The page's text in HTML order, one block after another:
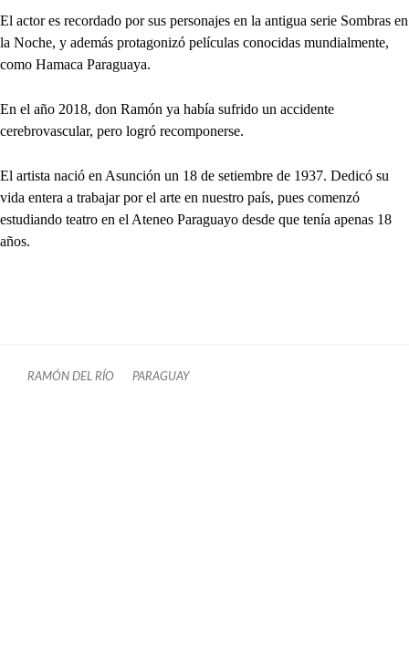
El actor es recordado por sus personajes en la antigua serie Sombras en
la Noche, y además protagonizó películas conocidas mundialmente,
como Hamaca Paraguaya.
En el año 2018, don Ramón ya había sufrido un accidente
cerebrovascular, pero logró recomponerse.
El artista nació en Asunción un 18 de setiembre de 1937. Dedicó su
vida entera a trabajar por el arte en nuestro país, pues comenzó
estudiando teatro en el Ateneo Paraguayo desde que tenía apenas 18
años.
RAMÓN DEL RÍO PARAGUAY